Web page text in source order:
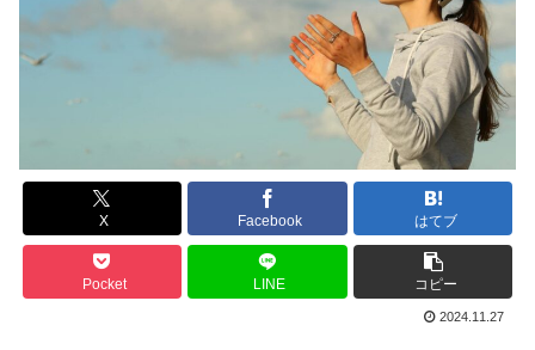
X Facebook はてブ
Pocket LINE コピー
2024.11.27